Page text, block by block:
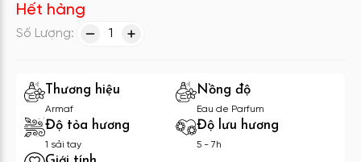
Hết hàng
Số Lượng: 1
Thương hiệu
Armaf
Nồng độ
Eau de Parfum
Độ tỏa hương
1 sải tay
Độ lưu hương
5 - 7h